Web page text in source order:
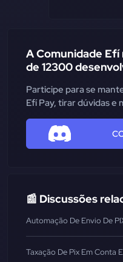
A Comunidade Efí
de 12300
Participe para se
Efí Pay, tirar dúvidas e
📰 Discussões
Automação De Envio De
Taxação De Pix Em Conta